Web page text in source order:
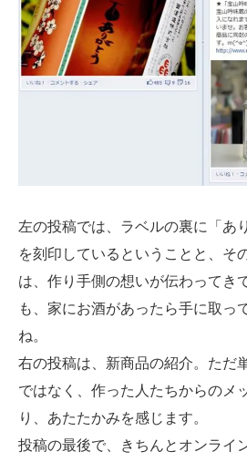
左の投稿では、ラベルの裏に「あ
を刻印しているということと、そ
は、作り手側の想いが伝わってき
も、家にお酒があったら手に取っ
ね。
右の投稿は、新商品の紹介。ただ
ではなく、作った人たちからのメ
り、あたたかみを感じます。
投稿の最後で、きちんとオンライ